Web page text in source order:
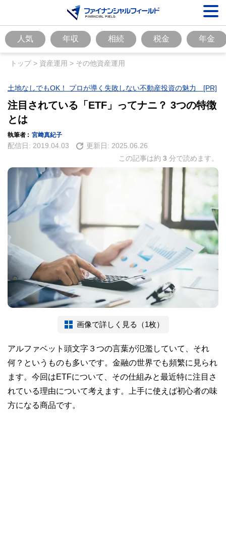
人気 年収 相続 税金 年金
トップ> 資産運用 > その他資産運用
土地なしでもOK！ プロが導く失敗しない不動産投資の魅力 [PR]
注目されている「ETF」ってナニ？ 3つの特徴
とは
執筆者 : 宮﨑真紀子
配信日: 2019.04.03 更新日: 2025.06.26
この記事は約 3 分で読めます。
画像で詳しく見る（1枚）
アルファベット頭文字３つの言葉が氾濫していて、それ
何？というものも多いです。金融の世界でも頻繁に見られ
ます。今回はETFについて、その仕組みと最近特に注目さ
れている理由について考えます。上手に使えば初心者の味
方になる商品です。